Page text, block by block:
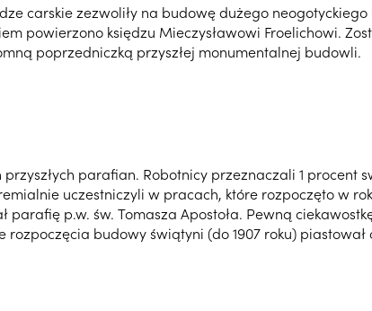
carskie zezwoliły na budowę dużego
powierzono księdzu Mieczysławowi Froelichowi.
poprzedniczką przyszłej monumentalnej budowli.
parafian. Robotnicy przeznaczali 1 procent
uczestniczyli w pracach, które rozpoczęto w
parafię p.w. św. Tomasza Apostoła. Pewną
rozpoczęcia budowy świątyni (do 1907 roku)